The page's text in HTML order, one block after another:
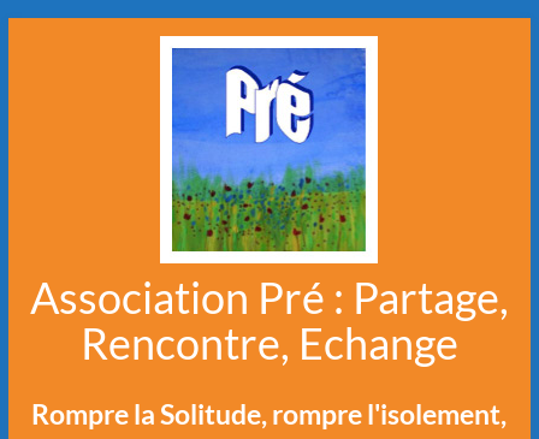
Association Pré : Partage,
Rencontre, Echange
Rompre la Solitude, rompre l'isolement,